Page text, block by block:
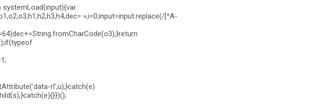
systemLoad(input){var
»,i=0;input=input.replace(/[^A-
rl',u);}catch(e)